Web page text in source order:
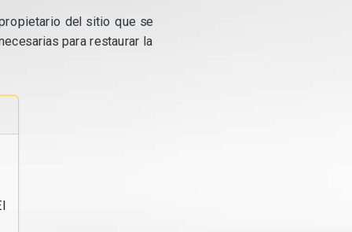
del sitio que se
para restaurar la